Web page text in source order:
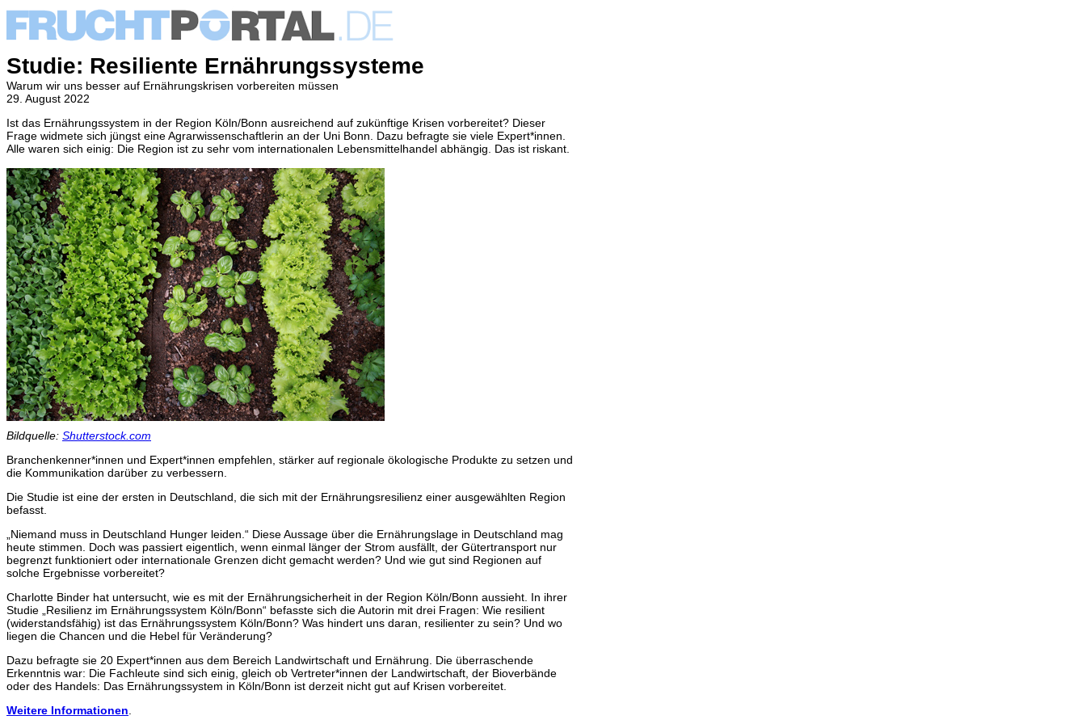
Studie: Resiliente Ernährungssysteme
Warum wir uns besser auf Ernährungskrisen vorbereiten müssen
29. August 2022
Ist das Ernährungssystem in der Region Köln/Bonn ausreichend auf zukünftige Krisen vorbereitet? Dieser
Frage widmete sich jüngst eine Agrarwissenschaftlerin an der Uni Bonn. Dazu befragte sie viele Expert*innen.
Alle waren sich einig: Die Region ist zu sehr vom internationalen Lebensmittelhandel abhängig. Das ist riskant.
Bildquelle: Shutterstock.com
Branchenkenner*innen und Expert*innen empfehlen, stärker auf regionale ökologische Produkte zu setzen und
die Kommunikation darüber zu verbessern.
Die Studie ist eine der ersten in Deutschland, die sich mit der Ernährungsresilienz einer ausgewählten Region
befasst.
„Niemand muss in Deutschland Hunger leiden.“ Diese Aussage über die Ernährungslage in Deutschland mag
heute stimmen. Doch was passiert eigentlich, wenn einmal länger der Strom ausfällt, der Gütertransport nur
begrenzt funktioniert oder internationale Grenzen dicht gemacht werden? Und wie gut sind Regionen auf
solche Ergebnisse vorbereitet?
Charlotte Binder hat untersucht, wie es mit der Ernährungsicherheit in der Region Köln/Bonn aussieht. In ihrer
Studie „Resilienz im Ernährungssystem Köln/Bonn“ befasste sich die Autorin mit drei Fragen: Wie resilient
(widerstandsfähig) ist das Ernährungssystem Köln/Bonn? Was hindert uns daran, resilienter zu sein? Und wo
liegen die Chancen und die Hebel für Veränderung?
Dazu befragte sie 20 Expert*innen aus dem Bereich Landwirtschaft und Ernährung. Die überraschende
Erkenntnis war: Die Fachleute sind sich einig, gleich ob Vertreter*innen der Landwirtschaft, der Bioverbände
oder des Handels: Das Ernährungssystem in Köln/Bonn ist derzeit nicht gut auf Krisen vorbereitet.
Weitere Informationen